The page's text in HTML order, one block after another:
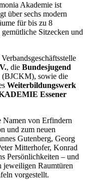
Akademie ist
über sechs modern
für bis zu 8
Sitzecken und
, die Bundesjugend
(BJCKM), sowie die
Weiterbildungswerk
Essener
Namen von Erfindern
und zum neuen
Gutenberg, Georg
Mitterhofer, Konrad
Persönlichkeiten – und
jeweiligen Raumtüren
vorgestellt.